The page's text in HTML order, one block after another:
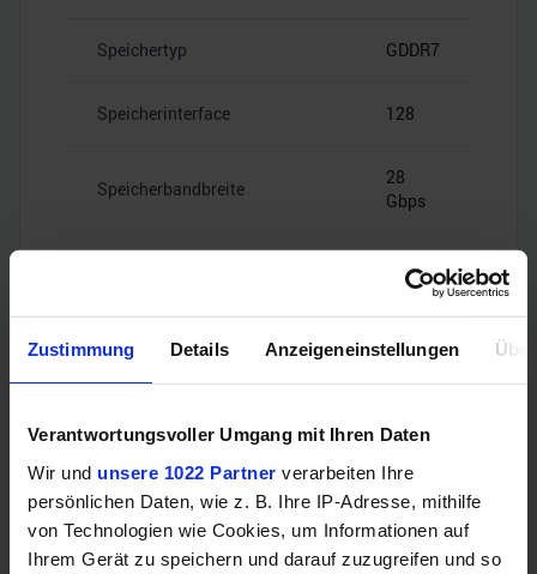
Zustimmung Details Anzeigeneinstellungen
Verantwortungsvoller Umgang mit Ihren Daten
Wir und unsere 1022 Partner verarbeiten Ihre
persönlichen Daten, wie z. B. Ihre IP-Adresse, mithilfe
von Technologien wie Cookies, um Informationen auf
Ihrem Gerät zu speichern und darauf zuzugreifen und so
Speichertyp GDDR7
Speicherinterface 128
Speicherbandbreite
28
Gbps
Videoanschlüsse
HDMI
2.1b
DisplayPort
3x
DisplayPort